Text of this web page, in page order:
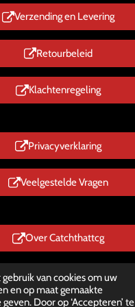
van cookies om uw
en op maat gemaakte
Door op ‘Accepteren’ te
Verzending en Levering
Retourbeleid
Klachtenregeling
Privacyverklaring
Veelgestelde Vragen
Over Catchthattcg